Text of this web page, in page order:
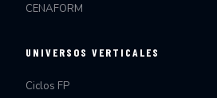
CENAFORM
UNIVERSOS VERTICALES
Ciclos FP